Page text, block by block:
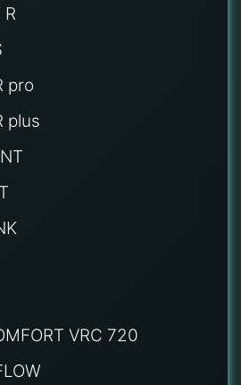
R
pro
plus
VRC 720